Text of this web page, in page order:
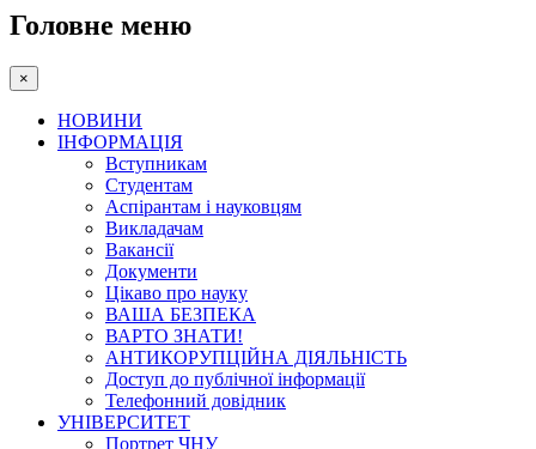
Головне меню
×
НОВИНИ
ІНФОРМАЦІЯ
Вступникам
Студентам
Аспірантам і науковцям
Викладачам
Вакансії
Документи
Цікаво про науку
ВАША БЕЗПЕКА
ВАРТО ЗНАТИ!
АНТИКОРУПЦІЙНА ДІЯЛЬНІСТЬ
Доступ до публічної інформації
Телефонний довідник
УНІВЕРСИТЕТ
Портрет ЧНУ